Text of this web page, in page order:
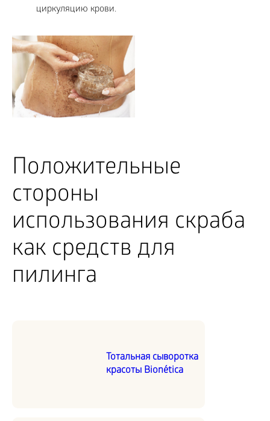
циркуляцию крови.
Положительные
стороны
использования скраба
как средств для
пилинга
Тотальная сыворотка
красоты Bionética